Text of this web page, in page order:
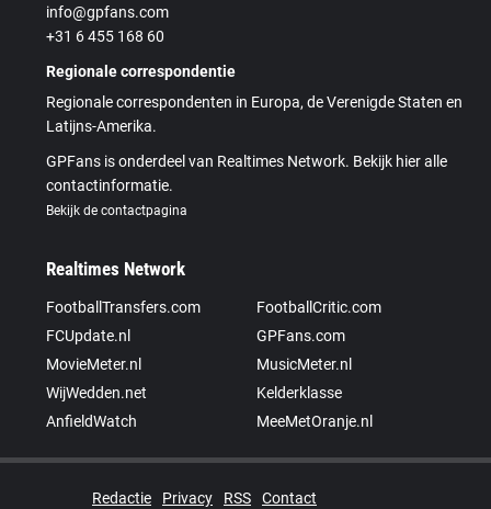
info@gpfans.com
+31 6 455 168 60
Regionale correspondentie
Regionale correspondenten in Europa, de Verenigde Staten en
Latijns-Amerika.
GPFans is onderdeel van Realtimes Network. Bekijk hier alle
contactinformatie.
Bekijk de contactpagina
Realtimes Network
FootballTransfers.com
FootballCritic.com
FCUpdate.nl
GPFans.com
MovieMeter.nl
MusicMeter.nl
WijWedden.net
Kelderklasse
AnfieldWatch
MeeMetOranje.nl
Redactie Privacy RSS Contact